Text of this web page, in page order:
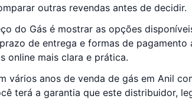
outras revendas antes de decidir.
do Gás é mostrar as opções
de entrega e formas de pagamento
online mais clara e prática.
vários anos de venda de gás em Anil
terá a garantia que este distribuidor,